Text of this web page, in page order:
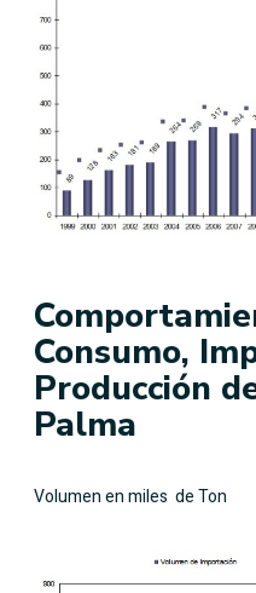
Consumo,
Producción
Palma
Volumen en miles de Ton